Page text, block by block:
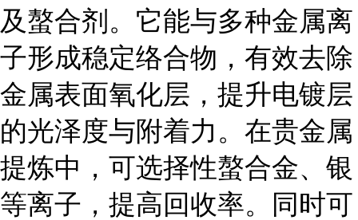
及螯合剂。它能与多种金属离
子形成稳定络合物，有效去除
金属表面氧化层，提升电镀层
的光泽度与附着力。在贵金属
提炼中，可选择性螯合金、银
等离子，提高回收率。同时可